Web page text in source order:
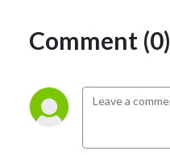
Comment (0)